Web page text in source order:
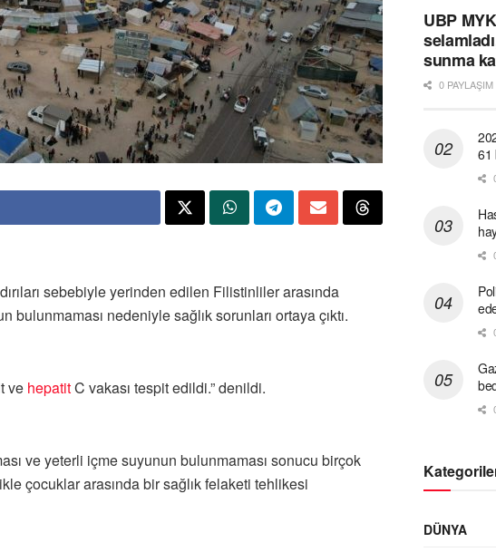
sebebiyle yerinden edilen Filistinliler arasında
nedeniyle sağlık sorunları ortaya çıktı.
ve hepatitC vakası tespit edildi.” denildi.
ve yeterli içme suyunun bulunmaması sonucu birçok
çocuklar arasında bir sağlık felaketi tehlikesi
UBP
sunma
0 PAYLAŞIM
61
DÜNYA